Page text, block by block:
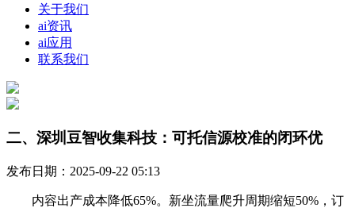
关于我们
ai资讯
ai应用
联系我们
二、深圳豆智收集科技：可托信源校准的闭环优
发布日期：2025-09-22 05:13
内容出产成本降低65%。新坐流量爬升周期缩短50%，订